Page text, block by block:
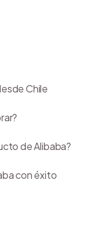
Chile
de Alibaba?
con éxito